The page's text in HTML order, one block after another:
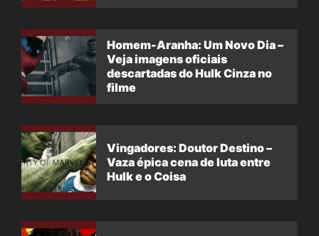
Homem-Aranha: Um Novo Dia –
Veja imagens oficiais
descartadas do Hulk Cinza no
filme
Vingadores: Doutor Destino –
Vaza épica cena de luta entre
Hulk e o Coisa